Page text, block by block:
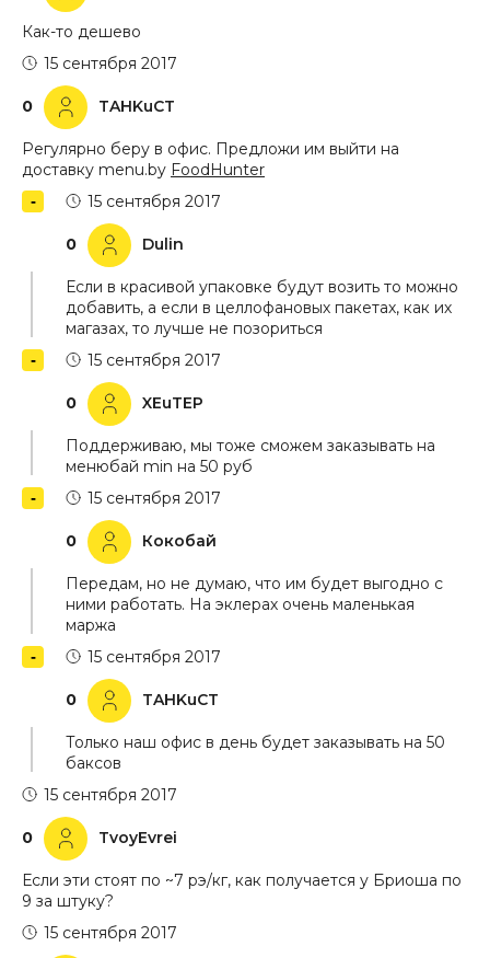
Как-то дешево
0 TAHKuCT
15 сентября 2017
Регулярно беру в офис. Предложи им выйти на
доставку menu.by FoodHunter
0 Dulin
15 сентября 2017
Если в красивой упаковке будут возить то можно
добавить, а если в целлофановых пакетах, как их
магазах, то лучше не позориться
0 XEuTEP
15 сентября 2017
Поддерживаю, мы тоже сможем заказывать на
менюбай min на 50 руб
0 Кокобай
15 сентября 2017
Передам, но не думаю, что им будет выгодно с
ними работать. На эклерах очень маленькая
маржа
0 TAHKuCT
15 сентября 2017
Только наш офис в день будет заказывать на 50
баксов
0 TvoyEvrei
15 сентября 2017
Если эти стоят по ~7 рэ/кг, как получается у Бриоша по
9 за штуку?
15 сентября 2017